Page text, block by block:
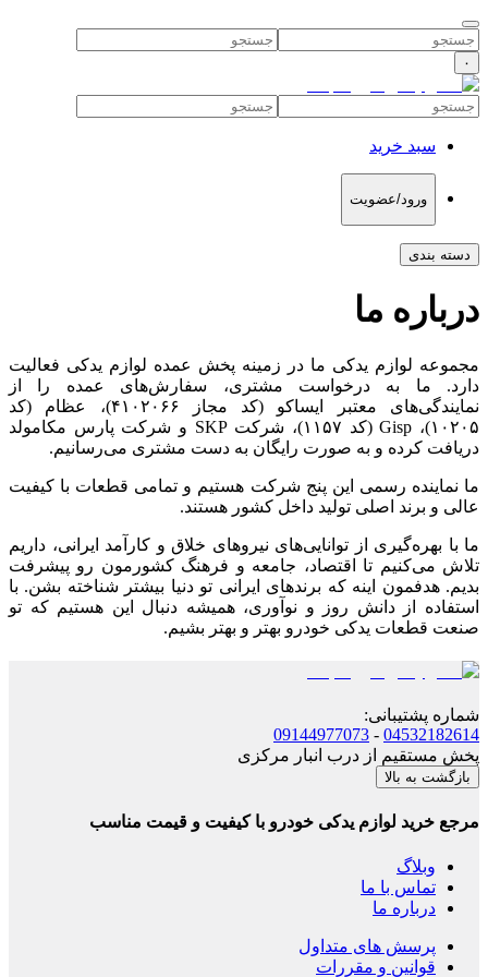
۰
سبد خرید
ورود/عضویت
دسته بندی
درباره ما
مجموعه لوازم یدکی ما در زمینه پخش عمده لوازم یدکی فعالیت
دارد. ما به درخواست مشتری، سفارش‌های عمده را از
نمایندگی‌های معتبر ایساکو (کد مجاز ۴۱۰۲۰۶۶)، عظام (کد
۱۰۲۰۵)، Gisp (کد ۱۱۵۷)، شرکت SKP و شرکت پارس مکامولد
دریافت کرده و به صورت رایگان به دست مشتری می‌رسانیم.
ما نماینده رسمی این پنج شرکت هستیم و تمامی قطعات با کیفیت
عالی و برند اصلی تولید داخل کشور هستند.
ما با بهره‌گیری از توانایی‌های نیروهای خلاق و کارآمد ایرانی، داریم
تلاش می‌کنیم تا اقتصاد، جامعه و فرهنگ کشورمون رو پیشرفت
بدیم. هدفمون اینه که برندهای ایرانی تو دنیا بیشتر شناخته بشن. با
استفاده از دانش روز و نوآوری، همیشه دنبال این هستیم که تو
صنعت قطعات یدکی خودرو بهتر و بهتر بشیم.
شماره پشتیبانی:
04532182614
-
09144977073
پخش مستقیم از درب انبار مرکزی
بازگشت به بالا
مرجع خرید لوازم یدکی خودرو با کیفیت و قیمت مناسب
وبلاگ
تماس با ما
درباره ما
پرسش های متداول
قوانین و مقررات